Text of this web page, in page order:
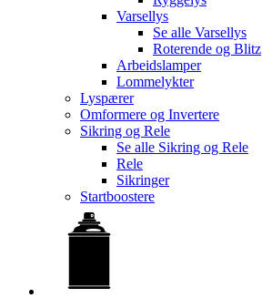
Varsellys
Se alle Varsellys
Roterende og Blitz
Arbeidslamper
Lommelykter
Lyspærer
Omformere og Invertere
Sikring og Rele
Se alle Sikring og Rele
Rele
Sikringer
Startboostere